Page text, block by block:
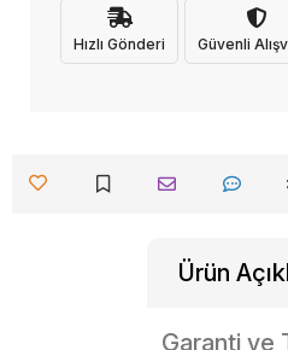
Hızlı Gönderi Güvenli
Ürün
Garanti ve